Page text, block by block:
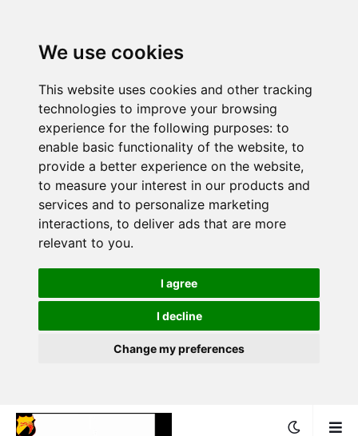
We use cookies
This website uses cookies and other tracking
technologies to improve your browsing
experience for the following purposes: to
enable basic functionality of the website, to
provide a better experience on the website,
to measure your interest in our products and
services and to personalize marketing
interactions, to deliver ads that are more
relevant to you.
I agree
I decline
Change my preferences